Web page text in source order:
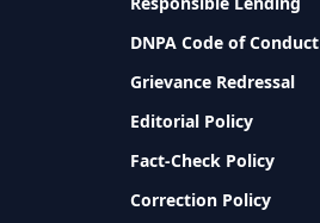
DNPA Code of Conduct
Grievance Redressal
Editorial Policy
Fact-Check Policy
Correction Policy